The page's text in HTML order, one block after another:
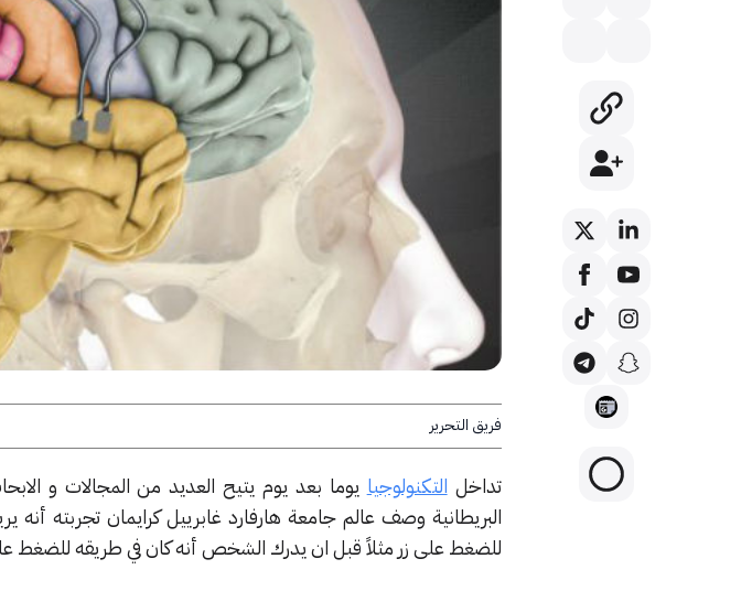
فريق التحرير
تداخل التكنولوجيا يوما بعد يوم يتيح العديد من المجالات و
البريطانية وصف عالم جامعة هارفارد غابرييل كرايمان تجربته
للضغط على زر مثلاً قبل ان يدرك الشخص أنه كان في طريقه للضغط